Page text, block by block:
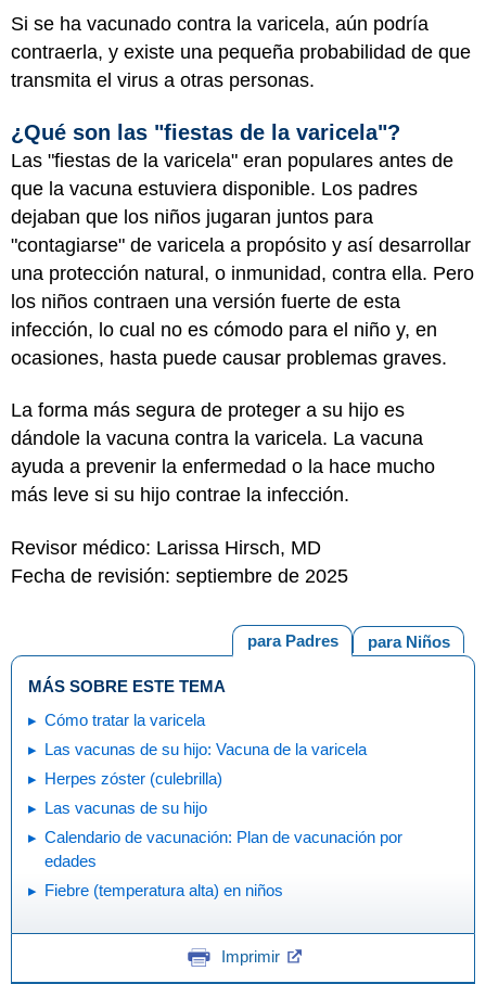
Si se ha vacunado contra la varicela, aún podría
contraerla, y existe una pequeña probabilidad de que
transmita el virus a otras personas.
¿Qué son las "fiestas de la varicela"?
Las "fiestas de la varicela" eran populares antes de
que la vacuna estuviera disponible. Los padres
dejaban que los niños jugaran juntos para
"contagiarse" de varicela a propósito y así desarrollar
una protección natural, o inmunidad, contra ella. Pero
los niños contraen una versión fuerte de esta
infección, lo cual no es cómodo para el niño y, en
ocasiones, hasta puede causar problemas graves.
La forma más segura de proteger a su hijo es
dándole la vacuna contra la varicela. La vacuna
ayuda a prevenir la enfermedad o la hace mucho
más leve si su hijo contrae la infección.
Revisor médico: Larissa Hirsch, MD
Fecha de revisión: septiembre de 2025
para Niños
para Padres
MÁS SOBRE ESTE TEMA
Cómo tratar la varicela
Las vacunas de su hijo: Vacuna de la varicela
Herpes zóster (culebrilla)
Las vacunas de su hijo
Calendario de vacunación: Plan de vacunación por
edades
Fiebre (temperatura alta) en niños
Imprimir